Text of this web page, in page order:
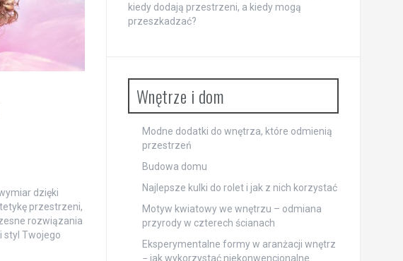
dzięki
przestrzeni,
rozwiązania
styl Twojego
kiedy dodają przestrzeni, a kiedy mogą
przeszkadzać?
Wnętrze i dom
Modne dodatki do wnętrza, które odmienią
przestrzeń
Budowa domu
Najlepsze kulki do rolet i jak z nich korzystać
Motyw kwiatowy we wnętrzu – odmiana
przyrody w czterech ścianach
Eksperymentalne formy w aranżacji wnętrz
− jak wykorzystać niekonwencjonalne